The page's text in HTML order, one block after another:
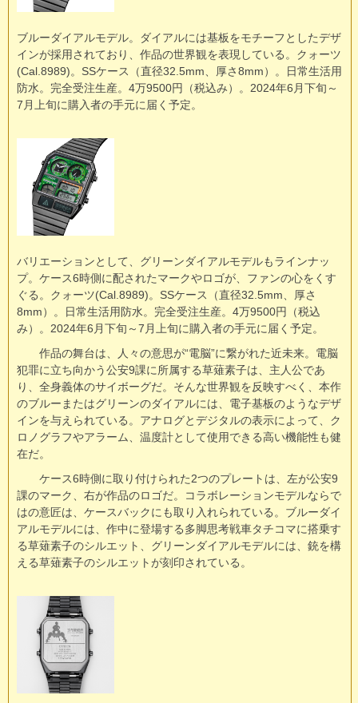
ブルーダイアルモデル。ダイアルには基板をモチーフとしたデザ
インが採用されており、作品の世界観を表現している。クォーツ
(Cal.8989)。SSケース（直径32.5mm、厚さ8mm）。日常生活用
防水。完全受注生産。4万9500円（税込み）。2024年6月下旬～
7月上旬に購入者の手元に届く予定。
バリエーションとして、グリーンダイアルモデルもラインナッ
プ。ケース6時側に配されたマークやロゴが、ファンの心をくす
ぐる。クォーツ(Cal.8989)。SSケース（直径32.5mm、厚さ
8mm）。日常生活用防水。完全受注生産。4万9500円（税込
み）。2024年6月下旬～7月上旬に購入者の手元に届く予定。
作品の舞台は、人々の意思が“電脳”に繋がれた近未来。電脳
犯罪に立ち向かう公安9課に所属する草薙素子は、主人公であ
り、全身義体のサイボーグだ。そんな世界観を反映すべく、本作
のブルーまたはグリーンのダイアルには、電子基板のようなデザ
インを与えられている。アナログとデジタルの表示によって、ク
ロノグラフやアラーム、温度計として使用できる高い機能性も健
在だ。
ケース6時側に取り付けられた2つのプレートは、左が公安9
課のマーク、右が作品のロゴだ。コラボレーションモデルならで
はの意匠は、ケースバックにも取り入れられている。ブルーダイ
アルモデルには、作中に登場する多脚思考戦車タチコマに搭乗す
る草薙素子のシルエット、グリーンダイアルモデルには、銃を構
える草薙素子のシルエットが刻印されている。